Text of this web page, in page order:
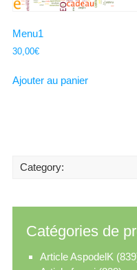
Menu1
30,00€
Ajouter au panier
Category:
Catégories de
Article AspodelK